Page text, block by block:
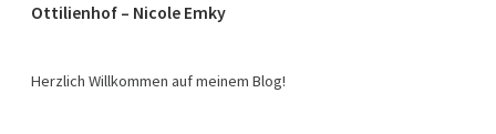
Ottilienhof – Nicole Emky
Herzlich Willkommen auf meinem Blog!